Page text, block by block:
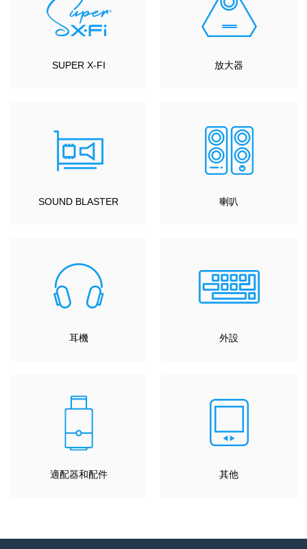
SUPER X-FI 放大器
SOUND BLASTER 喇叭
耳機 外設
適配器和配件 其他